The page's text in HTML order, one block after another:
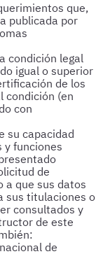
que,
publicada por
condición legal
igual o superior
de los
condición (en
con
su capacidad
y funciones
de
a que sus datos
sus titulaciones o
consultados y
de este
de